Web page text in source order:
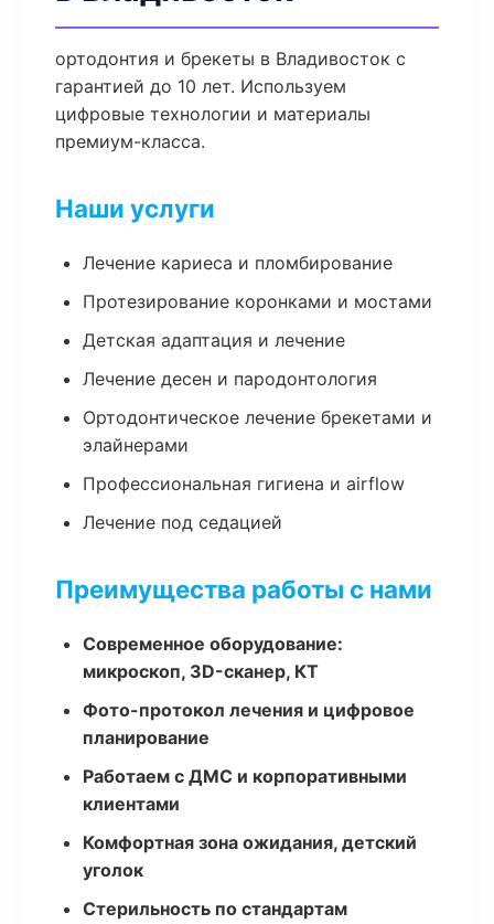
ортодонтия и брекеты в Владивосток с
гарантией до 10 лет. Используем
цифровые технологии и материалы
премиум-класса.
Наши услуги
Лечение кариеса и пломбирование
Протезирование коронками и мостами
Детская адаптация и лечение
Лечение десен и пародонтология
Ортодонтическое лечение брекетами и
элайнерами
Профессиональная гигиена и airflow
Лечение под седацией
Преимущества работы с нами
Современное оборудование:
микроскоп, 3D-сканер, КТ
Фото-протокол лечения и цифровое
планирование
Работаем с ДМС и корпоративными
клиентами
Комфортная зона ожидания, детский
уголок
Стерильность по стандартам